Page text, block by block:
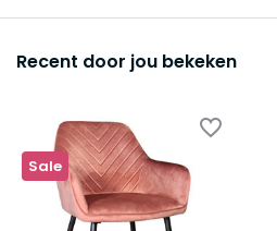
Recent door jou bekeken
Sale